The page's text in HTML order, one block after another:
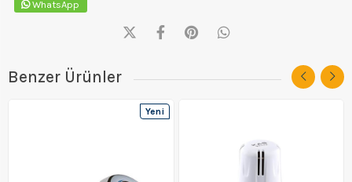
WhatsApp
Benzer Ürünler
Yeni